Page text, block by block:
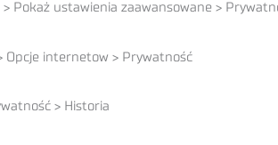
Pokaż ustawienia zaawansowane >
Opcje internetow > Prywatność
> Historia